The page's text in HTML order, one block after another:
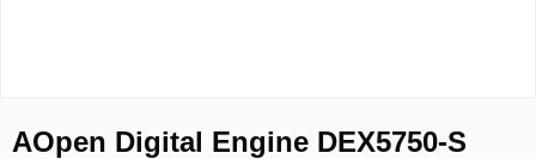
AOpen Digital Engine DEX5750-S